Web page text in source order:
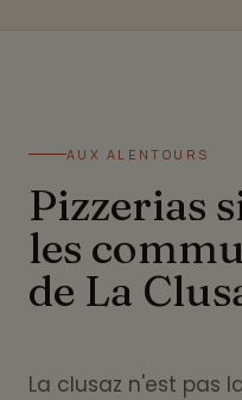
AUX ALENTOURS
Pizzerias
les
de La
La clusaz n'est pas